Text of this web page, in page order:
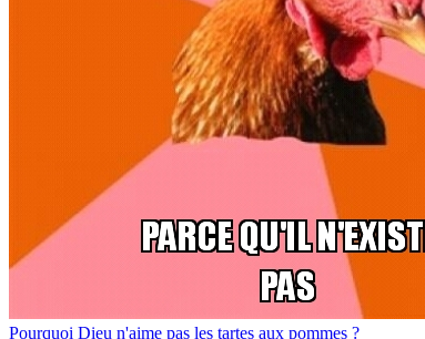
Pourquoi Dieu n'aime pas les tartes aux pommes ?